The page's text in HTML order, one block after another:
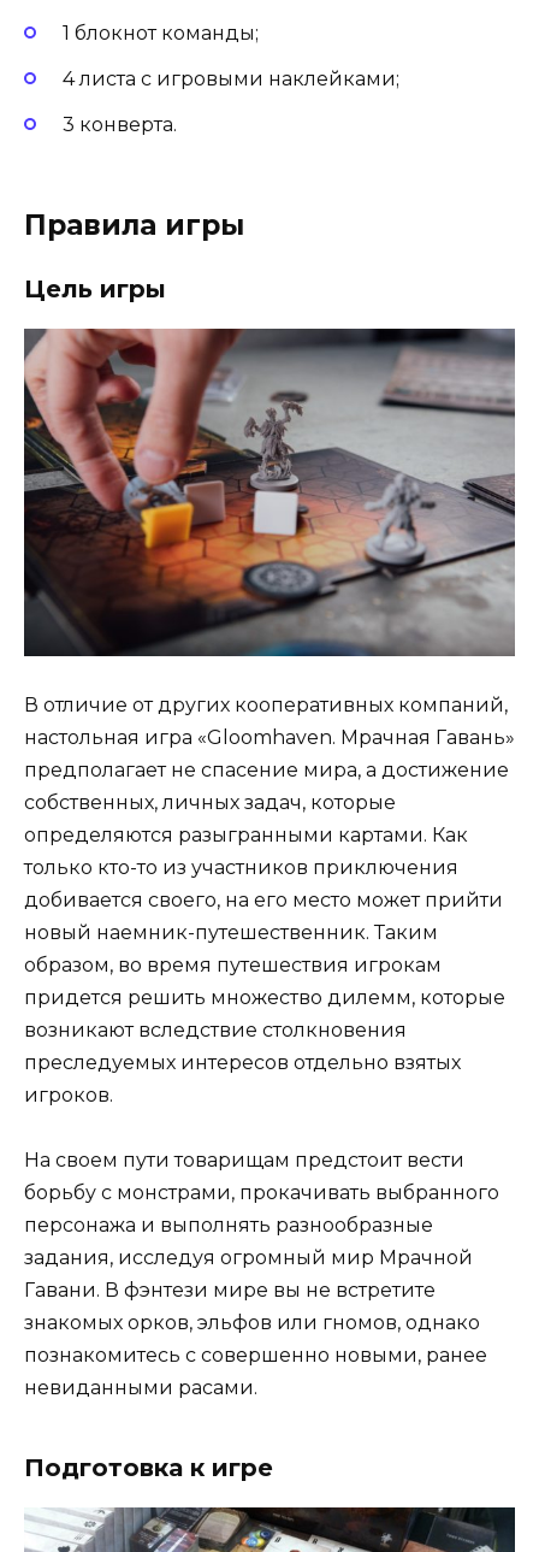
1 блокнот команды;
4 листа с игровыми наклейками;
3 конверта.
Правила игры
Цель игры
В отличие от других кооперативных компаний,
настольная игра «Gloomhaven. Мрачная Гавань»
предполагает не спасение мира, а достижение
собственных, личных задач, которые
определяются разыгранными картами. Как
только кто-то из участников приключения
добивается своего, на его место может прийти
новый наемник-путешественник. Таким
образом, во время путешествия игрокам
придется решить множество дилемм, которые
возникают вследствие столкновения
преследуемых интересов отдельно взятых
игроков.
На своем пути товарищам предстоит вести
борьбу с монстрами, прокачивать выбранного
персонажа и выполнять разнообразные
задания, исследуя огромный мир Мрачной
Гавани. В фэнтези мире вы не встретите
знакомых орков, эльфов или гномов, однако
познакомитесь с совершенно новыми, ранее
невиданными расами.
Подготовка к игре